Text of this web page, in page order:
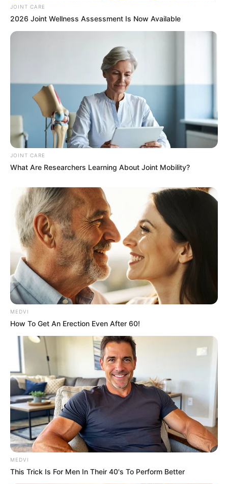
คุ้มครองโดย บมจ.ไทยไพบูลย์ประกันภัย
ระยะเวลาความคุ้มครอง 30 วัน
คุ้มครองการเสียชีวิต อวัยวะ ทุพพลภาพถาวร รับ
30,000 บาท
คุ้มครองอุบัติเหตุที่เกิดจากการขับขี่หรือซ้อนท้ายรถ
จักรยานยนต์ รับ 15,000 บาท
คุ้มครองการถูกฆ่าหรือถูกทำร้ายร่างกายโดยเจตนา
รับ 30,000 บาท
มีค่ารักษาพยาบาลต่ออุบัติเหตุแต่ละครั้ง ครั้งละ
5,000 บาท
คุ้มครองเริ่มต้นตั้งแต่อายุ 15-65 ปีบริบูรณ์
ผู้เอาประกันภัยแต่ละราย มีสิทธิ์ได้รับความคุ้มครอง
เพียง 1 สิทธิ์ต่อ 1 บัตรประชาชน และ บริษัทฯ ขอม
อบความคุ้มครองให้เฉพาะผู้เอาประกันภัยที่กรอกชื่อ-
นามสกุล, วันเดือนปีเกิด, เลขที่บัตรประจำตัว
ประชาชนตรงตามที่ระบุในบัตรประจำตัวประชาชน
และ อีเมล รวมถึงให้ความยินยอมเพื่อประมวลผล
ทางการตลาด
บริษัทฯ ขอสงวนสิทธิ์ในการจัดส่งรายละเอียดเพื่อ
ยืนยันความคุ้มครองผ่านระบบ SMS ตามหมายเลข
โทรศัพท์มือถือที่ท่านได้แจ้งไว้เท่านั้น กรณีหมายเลข
โทรศัพท์มือถือที่ให้ไว้ไม่ถูกต้องท่านจะไม่ได้รับลิงก์
เอกสาร E-policy ผ่านระบบ SMS
กรณีให้ข้อมูลแทนบุคคลอื่น ผู้ให้ข้อมูลต้องได้รับ
ความยินยอมจากเจ้าของข้อมูลส่วนบุคคล ในการเปิด
เผยข้อมูลส่วนบุคคลให้แก่บริษัทฯ เพื่อรับความ
คุ้มครอง
คุ้มครองโดย บมจ.ไทยไพบูลย์ประกันภัย
JOINT CARE
2026 Joint Wellness Assessment Is Now Available
JOINT CARE
What Are Researchers Learning About Joint Mobility?
MEDVI
How To Get An Erection Even After 60!
MEDVI
This Trick Is For Men In Their 40's To Perform Better